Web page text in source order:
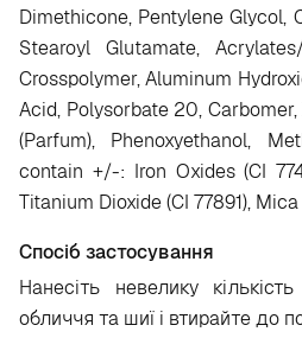
Dimethicone, Pentylene Glycol,
Stearoyl Glutamate,
Crosspolymer, Aluminum
Acid, Polysorbate 20,
(Parfum), Phenoxyethanol,
contain +/-: Iron Oxides (CI
Titanium Dioxide (CI 77891), Mica
Спосіб застосування
Нанесіть невелику
обличчя та шиї і втирайте до